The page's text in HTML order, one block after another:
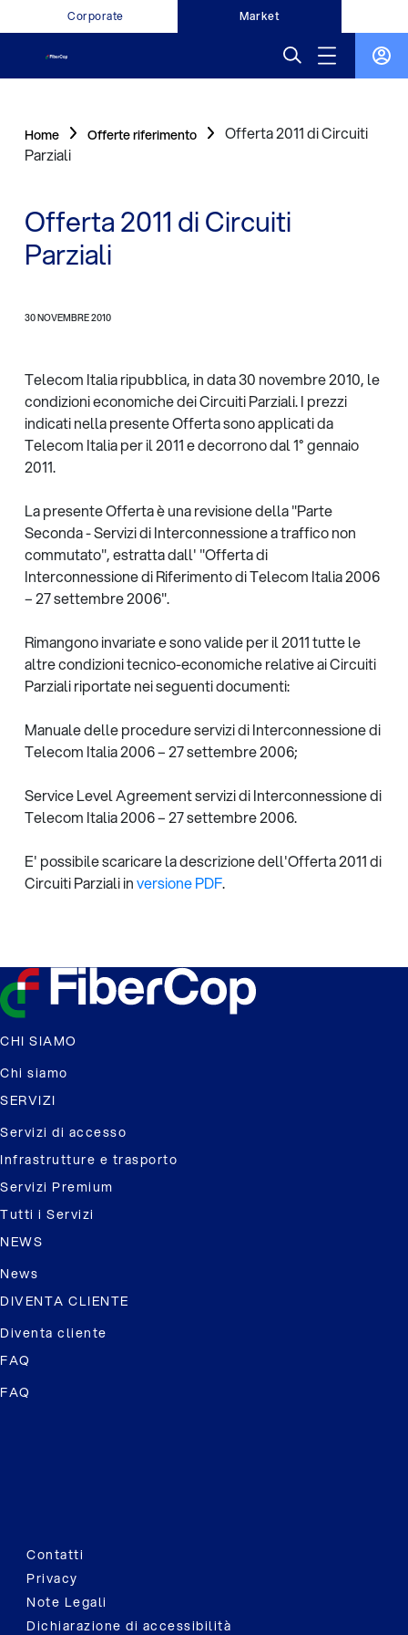
Corporate Market
Home Offerte riferimento
Offerta 2011 di Circuiti
Parziali
Offerta 2011 di Circuiti
Parziali
30 NOVEMBRE 2010
Telecom Italia ripubblica, in data 30 novembre 2010, le
condizioni economiche dei Circuiti Parziali. I prezzi
indicati nella presente Offerta sono applicati da
Telecom Italia per il 2011 e decorrono dal 1° gennaio
2011.
La presente Offerta è una revisione della "Parte
Seconda - Servizi di Interconnessione a traffico non
commutato", estratta dall' "Offerta di
Interconnessione di Riferimento di Telecom Italia 2006
– 27 settembre 2006".
Rimangono invariate e sono valide per il 2011 tutte le
altre condizioni tecnico-economiche relative ai Circuiti
Parziali riportate nei seguenti documenti:
Manuale delle procedure servizi di Interconnessione di
Telecom Italia 2006 – 27 settembre 2006;
Service Level Agreement servizi di Interconnessione di
Telecom Italia 2006 – 27 settembre 2006.
E' possibile scaricare la descrizione dell'Offerta 2011 di
Circuiti Parziali inversione PDF.
CHI SIAMO
Chi siamo
SERVIZI
Servizi di accesso
Infrastrutture e trasporto
Servizi Premium
Tutti i Servizi
NEWS
News
DIVENTA CLIENTE
Diventa cliente
FAQ
FAQ
Contatti
Privacy
Note Legali
Dichiarazione di accessibilità